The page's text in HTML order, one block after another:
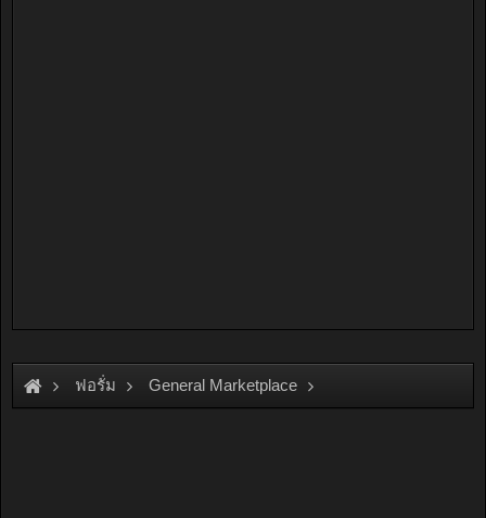
ฟอรั่ม General Marketplace